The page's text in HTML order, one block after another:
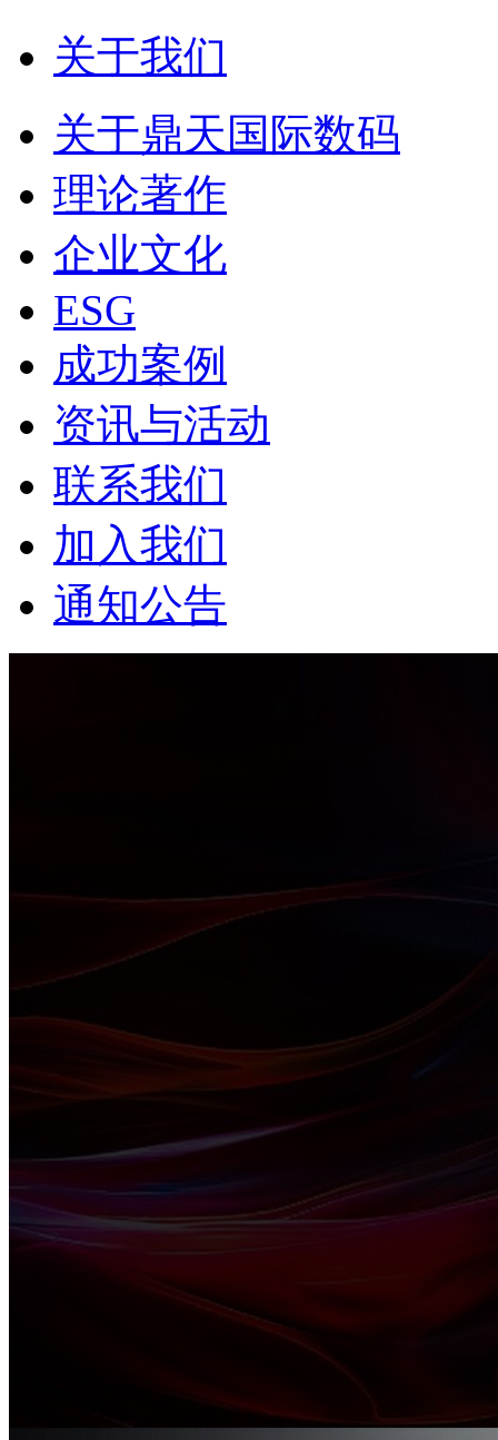
关于我们
关于鼎天国际数码
理论著作
企业文化
ESG
成功案例
资讯与活动
联系我们
加入我们
通知公告